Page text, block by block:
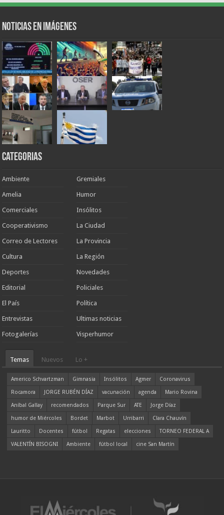
Noticias en Imágenes
Categorias
Ambiente
Amelia
Comerciales
Cooperativismo
Correo de Lectores
Cultura
Deportes
Editorial
El País
Entrevistas
Fotogalerías
Gremiales
Humor
Insólitos
La Ciudad
La Provincia
La Región
Novedades
Policiales
Política
Ultimas noticias
Visperhumor
Temas Nuevos Lo +
Americo Schvartzman Gimnasia Insólitos Agmer
Coronavirus
Rocamora
JORGE RUBÉN DÍAZ vacunación agenda
Mario Rovina
Aníbal Gallay
recomendados Parque Sur ATE
Jorge Díaz
humor de Miércoles
Bordet Marbot Urribarri
Clara Chauvín
Lauritto
Docentes fútbol Regatas elecciones
TORNEO FEDERAL A
VALENTÍN BISOGNI
Ambiente fútbol local cine San Martín